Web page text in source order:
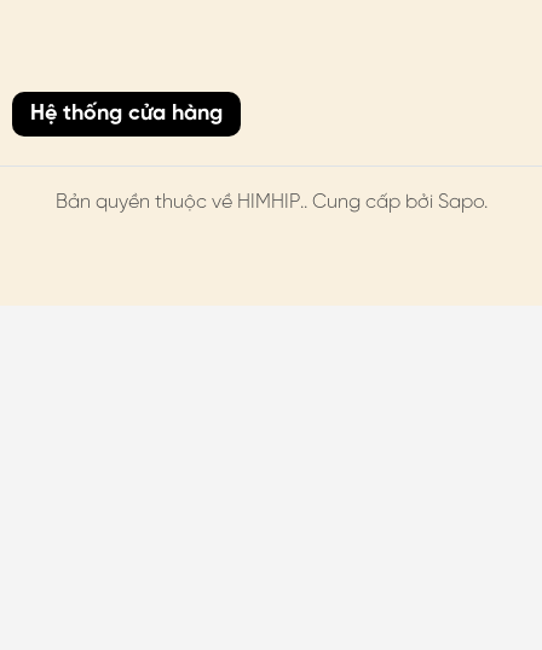
Hệ thống cửa hàng
Bản quyền thuộc về HIMHIP.. Cung cấp bởi Sapo.